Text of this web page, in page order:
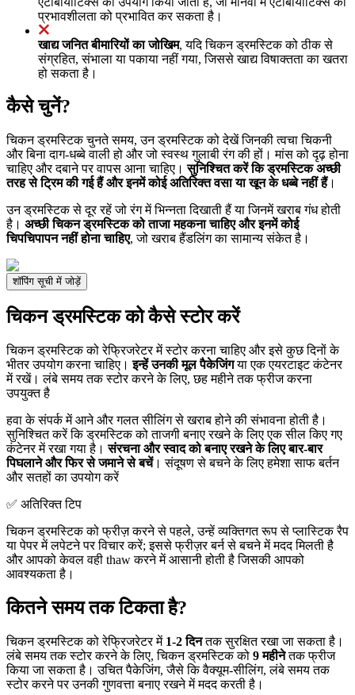
प्रभावशीलता को प्रभावित कर सकता है।
खाद्य जनित बीमारियों का जोखिम, यदि चिकन ड्रमस्टिक को ठीक से
संग्रहित, संभाला या पकाया नहीं गया, जिससे खाद्य विषाक्तता का खतरा
हो सकता है।
कैसे चुनें?
चिकन ड्रमस्टिक चुनते समय, उन ड्रमस्टिक को देखें जिनकी त्वचा चिकनी
और बिना दाग-धब्बे वाली हो और जो स्वस्थ गुलाबी रंग की हों। मांस को दृढ़ होना
चाहिए और दबाने पर वापस आना चाहिए।सुनिश्चित करें कि ड्रमस्टिक अच्छी
तरह से ट्रिम की गई हैं और इनमें कोई अतिरिक्त वसा या खून के धब्बे नहीं हैं।
उन ड्रमस्टिक से दूर रहें जो रंग में भिन्नता दिखाती हैं या जिनमें खराब गंध होती
है। अच्छी चिकन ड्रमस्टिक को ताजा महकना चाहिए और इनमें कोई
चिपचिपापन नहीं होना चाहिए, जो खराब हैंडलिंग का सामान्य संकेत है।
शॉपिंग सूची में जोड़ें
चिकन ड्रमस्टिक को कैसे स्टोर करें
चिकन ड्रमस्टिक को रेफ्रिजरेटर में स्टोर करना चाहिए और इसे कुछ दिनों के
भीतर उपयोग करना चाहिए।इन्हें उनकी मूल पैकेजिंगया एक एयरटाइट कंटेनर
में रखें। लंबे समय तक स्टोर करने के लिए, छह महीने तक फ्रीज करना
उपयुक्त है
हवा के संपर्क में आने और गलत सीलिंग से खराब होने की संभावना होती है।
सुनिश्चित करें कि ड्रमस्टिक को ताजगी बनाए रखने के लिए एक सील किए गए
कंटेनर में रखा गया है।संरचना और स्वाद को बनाए रखने के लिए बार-बार
पिघलाने और फिर से जमाने से बचें। संदूषण से बचने के लिए हमेशा साफ बर्तन
और सतहों का उपयोग करें
✅ अतिरिक्त टिप
चिकन ड्रमस्टिक को फ्रीज़ करने से पहले, उन्हें व्यक्तिगत रूप से प्लास्टिक रैप
या पेपर में लपेटने पर विचार करें; इससे फ्रीज़र बर्न से बचने में मदद मिलती है
और आपको केवल वही thaw करने में आसानी होती है जिसकी आपको
आवश्यकता है।
कितने समय तक टिकता है?
चिकन ड्रमस्टिक को रेफ्रिजरेटर में 1-2 दिनतक सुरक्षित रखा जा सकता है।
लंबे समय तक स्टोर करने के लिए, चिकन ड्रमस्टिक को 9 महीनेतक फ्रीज
किया जा सकता है। उचित पैकेजिंग, जैसे कि वैक्यूम-सीलिंग, लंबे समय तक
स्टोर करने पर उनकी गुणवत्ता बनाए रखने में मदद करती है।